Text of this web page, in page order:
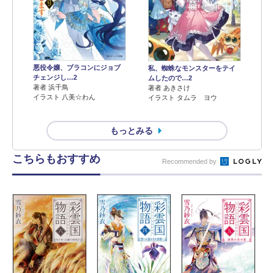
悪役令嬢、ブラコンにジョブ
チェンジし…2
著者 浜千鳥
イラスト 八美☆わん
私、蜘蛛なモンスターをテイ
ムしたので…2
著者 あきさけ
イラスト タムラ ヨウ
もっとみる
こちらもおすすめ Recommended by